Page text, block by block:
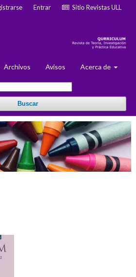
Archivos Avisos Acerca de
Buscar
Entrar Sitio Revistas ULL